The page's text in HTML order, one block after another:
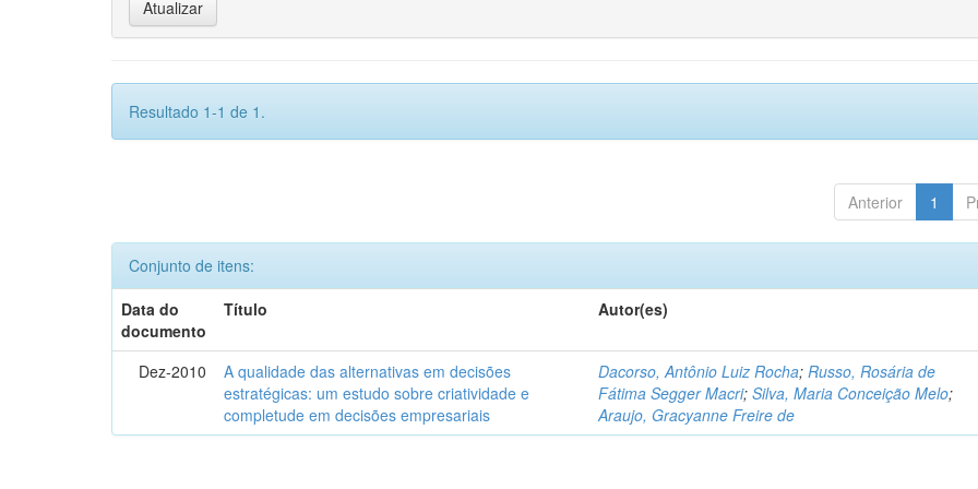
Resultado 1-1 de 1.
Anterior 1
Conjunto de itens:
Data do
documento
Título Autor(es)
Dez-2010
A qualidade das alternativas em decisões
estratégicas: um estudo sobre criatividade e
completude em decisões empresariais
Dacorso, Antônio Luiz Rocha;Russo, Rosária de
Fátima Segger Macri;Silva, Maria Conceição Melo;
Araujo, Gracyanne Freire de